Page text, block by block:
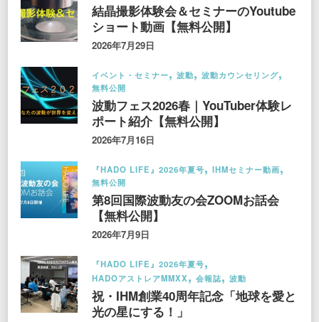
結晶撮影体験会＆セミナーのYoutube
ショート動画【無料公開】
2026年7月29日
イベント・セミナー 波動
波動カウンセリング
無料公開
波動フェス2026春｜YouTuber体験レ
ポート紹介【無料公開】
2026年7月16日
『HADO LIFE』2026年夏号
IHMセミナー動画
無料公開
第8回国際波動友の会ZOOMお話会
【無料公開】
2026年7月9日
『HADO LIFE』2026年夏号
HADOアストレアMMXX
会報誌 波動
祝・IHM創業40周年記念「地球を愛と
光の星にする！」